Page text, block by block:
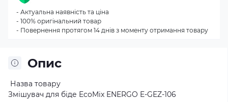
Опис
Назва товару
Змішувач для біде EcoMix ENERGO E-GEZ-106
- Актуальна наявність та ціна
- 100% оригінальний товар
- Повернення протягом 14 днів з моменту отримання товару